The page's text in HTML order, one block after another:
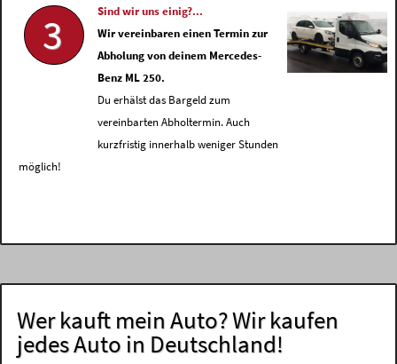
3
Sind wir uns einig?...
Wir vereinbaren einen Termin zur
Abholung von deinem Mercedes-
Benz ML 250.
Du erhälst das Bargeld zum
vereinbarten Abholtermin. Auch
kurzfristig innerhalb weniger Stunden
möglich!
Wer kauft mein Auto? Wir kaufen
jedes Auto in Deutschland!